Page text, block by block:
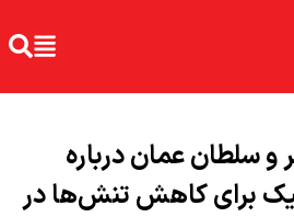
سلطان عمان درباره
برای کاهش تنش‌ها در